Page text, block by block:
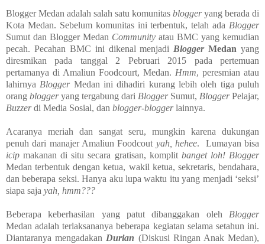
Blogger Medan adalah salah satu komunitas bloggeryang berada di
Kota Medan. Sebelum komunitas ini terbentuk, telah ada Blogger
Sumut dan Blogger Medan Community atau BMC yang kemudian
pecah. Pecahan BMC ini dikenal menjadi BloggerMedan yang
diresmikan pada tanggal 2 Pebruari 2015 pada pertemuan
pertamanya di Amaliun Foodcourt, Medan. Hmm, peresmian atau
lahirnya BloggerMedan ini dihadiri kurang lebih oleh tiga puluh
orang bloggeryang tergabung dari BloggerSumut, BloggerPelajar,
Buzzerdi Media Sosial, dan blogger-bloggerlainnya.
Acaranya meriah dan sangat seru, mungkin karena dukungan
penuh dari manajer Amaliun Foodcout yah, hehee. Lumayan bisa
icip makanan di situ secara gratisan, komplit banget loh! Blogger
Medan terbentuk dengan ketua, wakil ketua, sekretaris, bendahara,
dan beberapa seksi. Hanya aku lupa waktu itu yang menjadi ‘seksi’
siapa saja yah, hmm???
Beberapa keberhasilan yang patut dibanggakan oleh Blogger
Medan adalah terlaksananya beberapa kegiatan selama setahun ini.
Diantaranya mengadakan Durian (Diskusi Ringan Anak Medan),